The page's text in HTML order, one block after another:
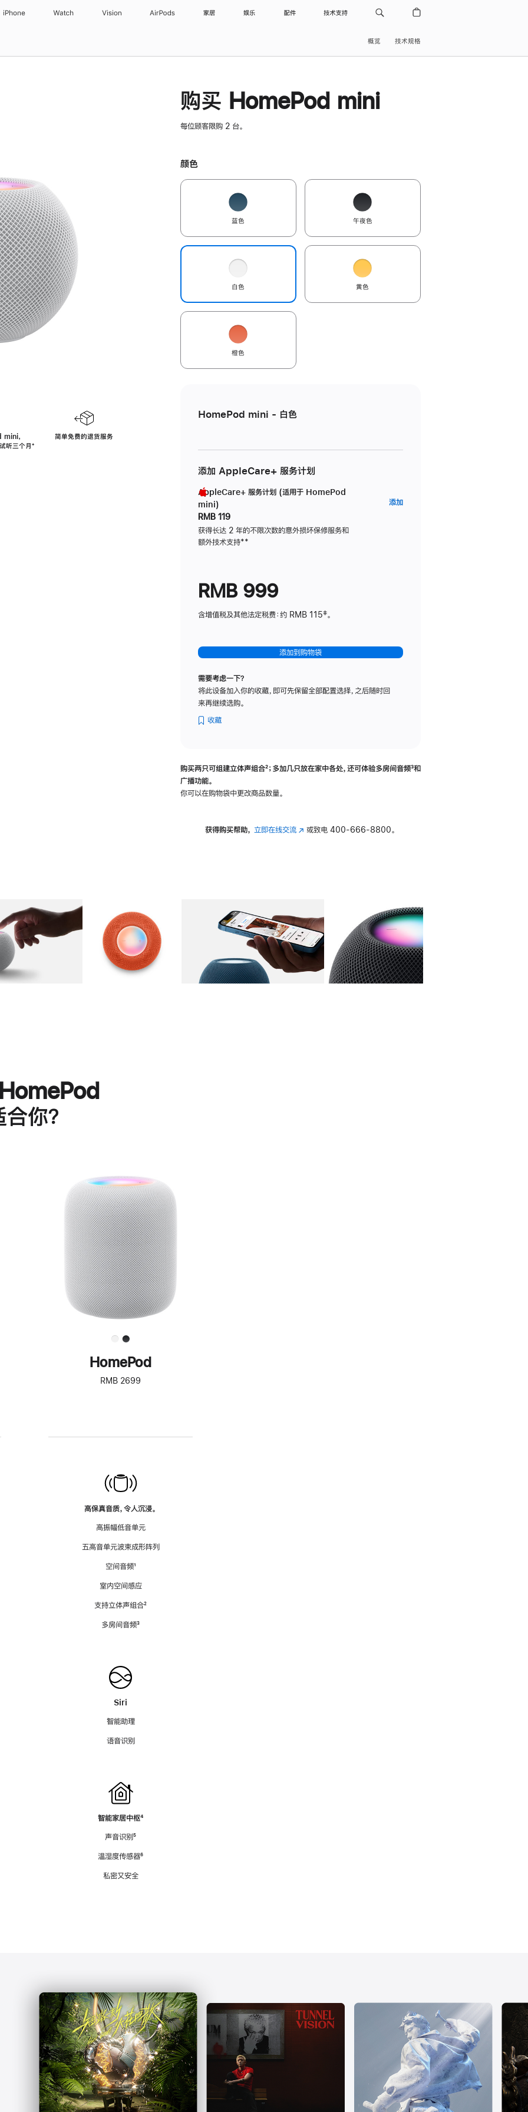
iPhone Watch Vision AirPods 家居 娱乐 配件 技术支持
概览 技术规格
，
听三个月脚
⁺
简单免费的退货服务
购买 HomePod mini
每位顾客限购 2 台。
颜色
蓝色 午夜色
白色 黄色
橙色
HomePod mini - 白色
添加 AppleCare+ 服务计划
AppleCare+ 服务计划 (适用于 HomePod
mini)
RMB 119
获得长达 2 年的不限次数的意外损坏保修服务和
额外技术支持脚
**
添加AppleCare+
RMB 999
含增值税及其他法定税费：约 RMB 115‡。
添加到购物袋
需要考虑一下？
将此设备加入你的收藏，即可先保留全部配置选择，之后随时回
来再继续选购。
收藏
购买两只可组建立体声组合脚
²；多加几只放在家中各处，还可体验多‍房‍间音频脚
³和
广播功能。
你可以在购物袋中更改商品数量。
获得购买帮助， 立即在线交流(在 或致电 400-666-8800。
图库 图像 图库 图像 图库 图像 4 图库 图像 5
你？
进
一
步
了
解
HomePod<
HomePod
RMB 2699
高保真音质，令人沉浸。
高振幅低音单元
五高音单元波束成形阵列
空间音频脚
¹
室内空间感应
支持立体声组合脚
²
多房间音频脚
³
Siri
智能助理
语音识别
智能家居中枢脚
⁴
声音识别脚
⁵
温湿度传感器脚
⁶
私密又安全